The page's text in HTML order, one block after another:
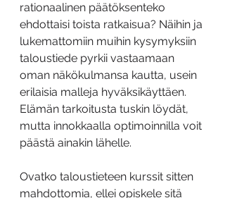
rationaalinen päätöksenteko
ehdottaisi toista ratkaisua? Näihin ja
lukemattomiin muihin kysymyksiin
taloustiede pyrkii vastaamaan
oman näkökulmansa kautta, usein
erilaisia malleja hyväksikäyttäen.
Elämän tarkoitusta tuskin löydät,
mutta innokkaalla optimoinnilla voit
päästä ainakin lähelle.
Ovatko taloustieteen kurssit sitten
mahdottomia, ellei opiskele sitä